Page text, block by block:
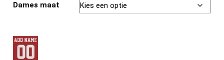
Dames maat